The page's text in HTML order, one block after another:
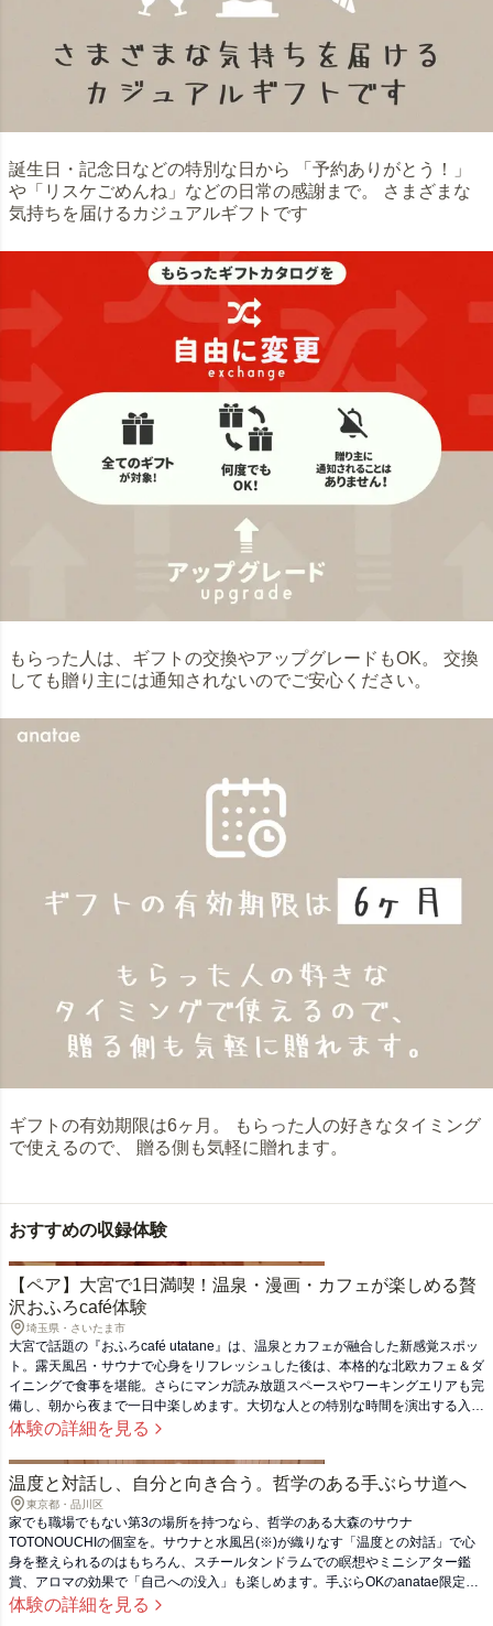
誕生日・記念日などの特別な日から 「予約ありがとう！」
や「リスケごめんね」などの日常の感謝まで。 さまざまな
気持ちを届けるカジュアルギフトです
もらった人は、ギフトの交換やアップグレードもOK。 交換
しても贈り主には通知されないのでご安心ください。
ギフトの有効期限は6ヶ月。 もらった人の好きなタイミング
で使えるので、 贈る側も気軽に贈れます。
おすすめの収録体験
【ペア】大宮で1日満喫！温泉・漫画・カフェが楽しめる贅
沢おふろcafé体験
埼玉県・さいたま市
大宮で話題の『おふろcafé utatane』は、温泉とカフェが融合した新感覚スポッ
ト。露天風呂・サウナで心身をリフレッシュした後は、本格的な北欧カフェ＆ダ
イニングで食事を堪能。さらにマンガ読み放題スペースやワーキングエリアも完
備し、朝から夜まで一日中楽しめます。大切な人との特別な時間を演出する入館
ペア券、または食事付きペア券で、非日常のひとときをプレゼントしませんか。
体験の詳細を見る
温度と対話し、自分と向き合う。哲学のある手ぶらサ道へ
東京都・品川区
家でも職場でもない第3の場所を持つなら、哲学のある大森のサウナ
TOTONOUCHIの個室を。サウナと水風呂(※)が織りなす「温度との対話」で心
身を整えられるのはもちろん、スチールタンドラムでの瞑想やミニシアター鑑
賞、アロマの効果で「自己への没入」も楽しめます。手ぶらOKのanatae限定体
験で。 ※チラーが付いていませんので、シングル（超低温）がお好みの方は氷
体験の詳細を見る